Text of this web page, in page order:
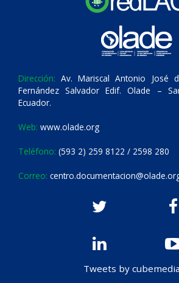
Dirección: Av. Mariscal Antonio José
Fernández Salvador Edif. Olade –
Ecuador.
Web: www.olade.org
Teléfono: (593 2) 259 8122 / 2598 280
Correo:
Tweets by